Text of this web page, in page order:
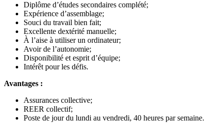
Diplôme d’études secondaires complété;
Expérience d’assemblage;
Souci du travail bien fait;
Excellente dextérité manuelle;
À l’aise à utiliser un ordinateur;
Avoir de l’autonomie;
Disponibilité et esprit d’équipe;
Intérêt pour les défis.
Avantages :
Assurances collective;
REER collectif;
Poste de jour du lundi au vendredi, 40 heures par semaine.